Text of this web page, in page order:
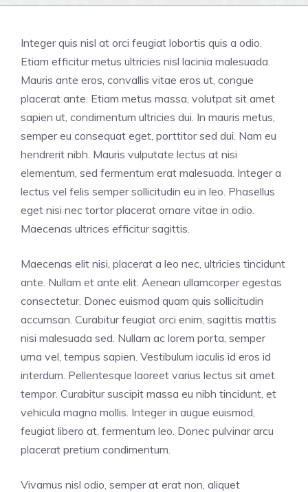
Integer quis nisl at orci feugiat lobortis quis a odio.
Etiam efficitur metus ultricies nisl lacinia malesuada.
Mauris ante eros, convallis vitae eros ut, congue
placerat ante. Etiam metus massa, volutpat sit amet
sapien ut, condimentum ultricies dui. In mauris metus,
semper eu consequat eget, porttitor sed dui. Nam eu
hendrerit nibh. Mauris vulputate lectus at nisi
elementum, sed fermentum erat malesuada. Integer a
lectus vel felis semper sollicitudin eu in leo. Phasellus
eget nisi nec tortor placerat ornare vitae in odio.
Maecenas ultrices efficitur sagittis.
Maecenas elit nisi, placerat a leo nec, ultricies tincidunt
ante. Nullam et ante elit. Aenean ullamcorper egestas
consectetur. Donec euismod quam quis sollicitudin
accumsan. Curabitur feugiat orci enim, sagittis mattis
nisi malesuada sed. Nullam ac lorem porta, semper
urna vel, tempus sapien. Vestibulum iaculis id eros id
interdum. Pellentesque laoreet varius lectus sit amet
tempor. Curabitur suscipit massa eu nibh tincidunt, et
vehicula magna mollis. Integer in augue euismod,
feugiat libero at, fermentum leo. Donec pulvinar arcu
placerat pretium condimentum.
Vivamus nisl odio, semper at erat non, aliquet